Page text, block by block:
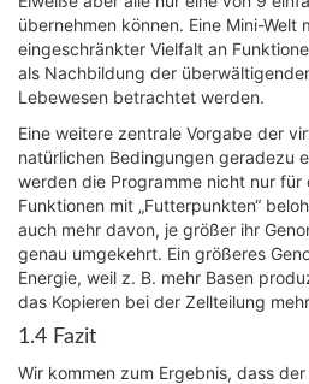
übernehmen können. Eine Mini-Welt
eingeschränkter Vielfalt an
als Nachbildung der
Lebewesen betrachtet werden.
Eine weitere zentrale Vorgabe der
natürlichen Bedingungen geradezu
werden die Programme nicht nur für
Funktionen mit „Futterpunkten“
auch mehr davon, je größer ihr
genau umgekehrt. Ein größeres
Energie, weil z. B. mehr Basen
das Kopieren bei der Zellteilung
1.4 Fazit
Wir kommen zum Ergebnis, dass